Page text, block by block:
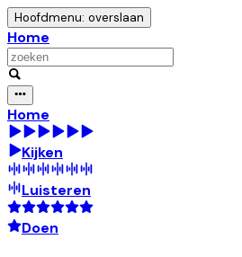
Hoofdmenu: overslaan
Home
Home
Kijken
Luisteren
Doen